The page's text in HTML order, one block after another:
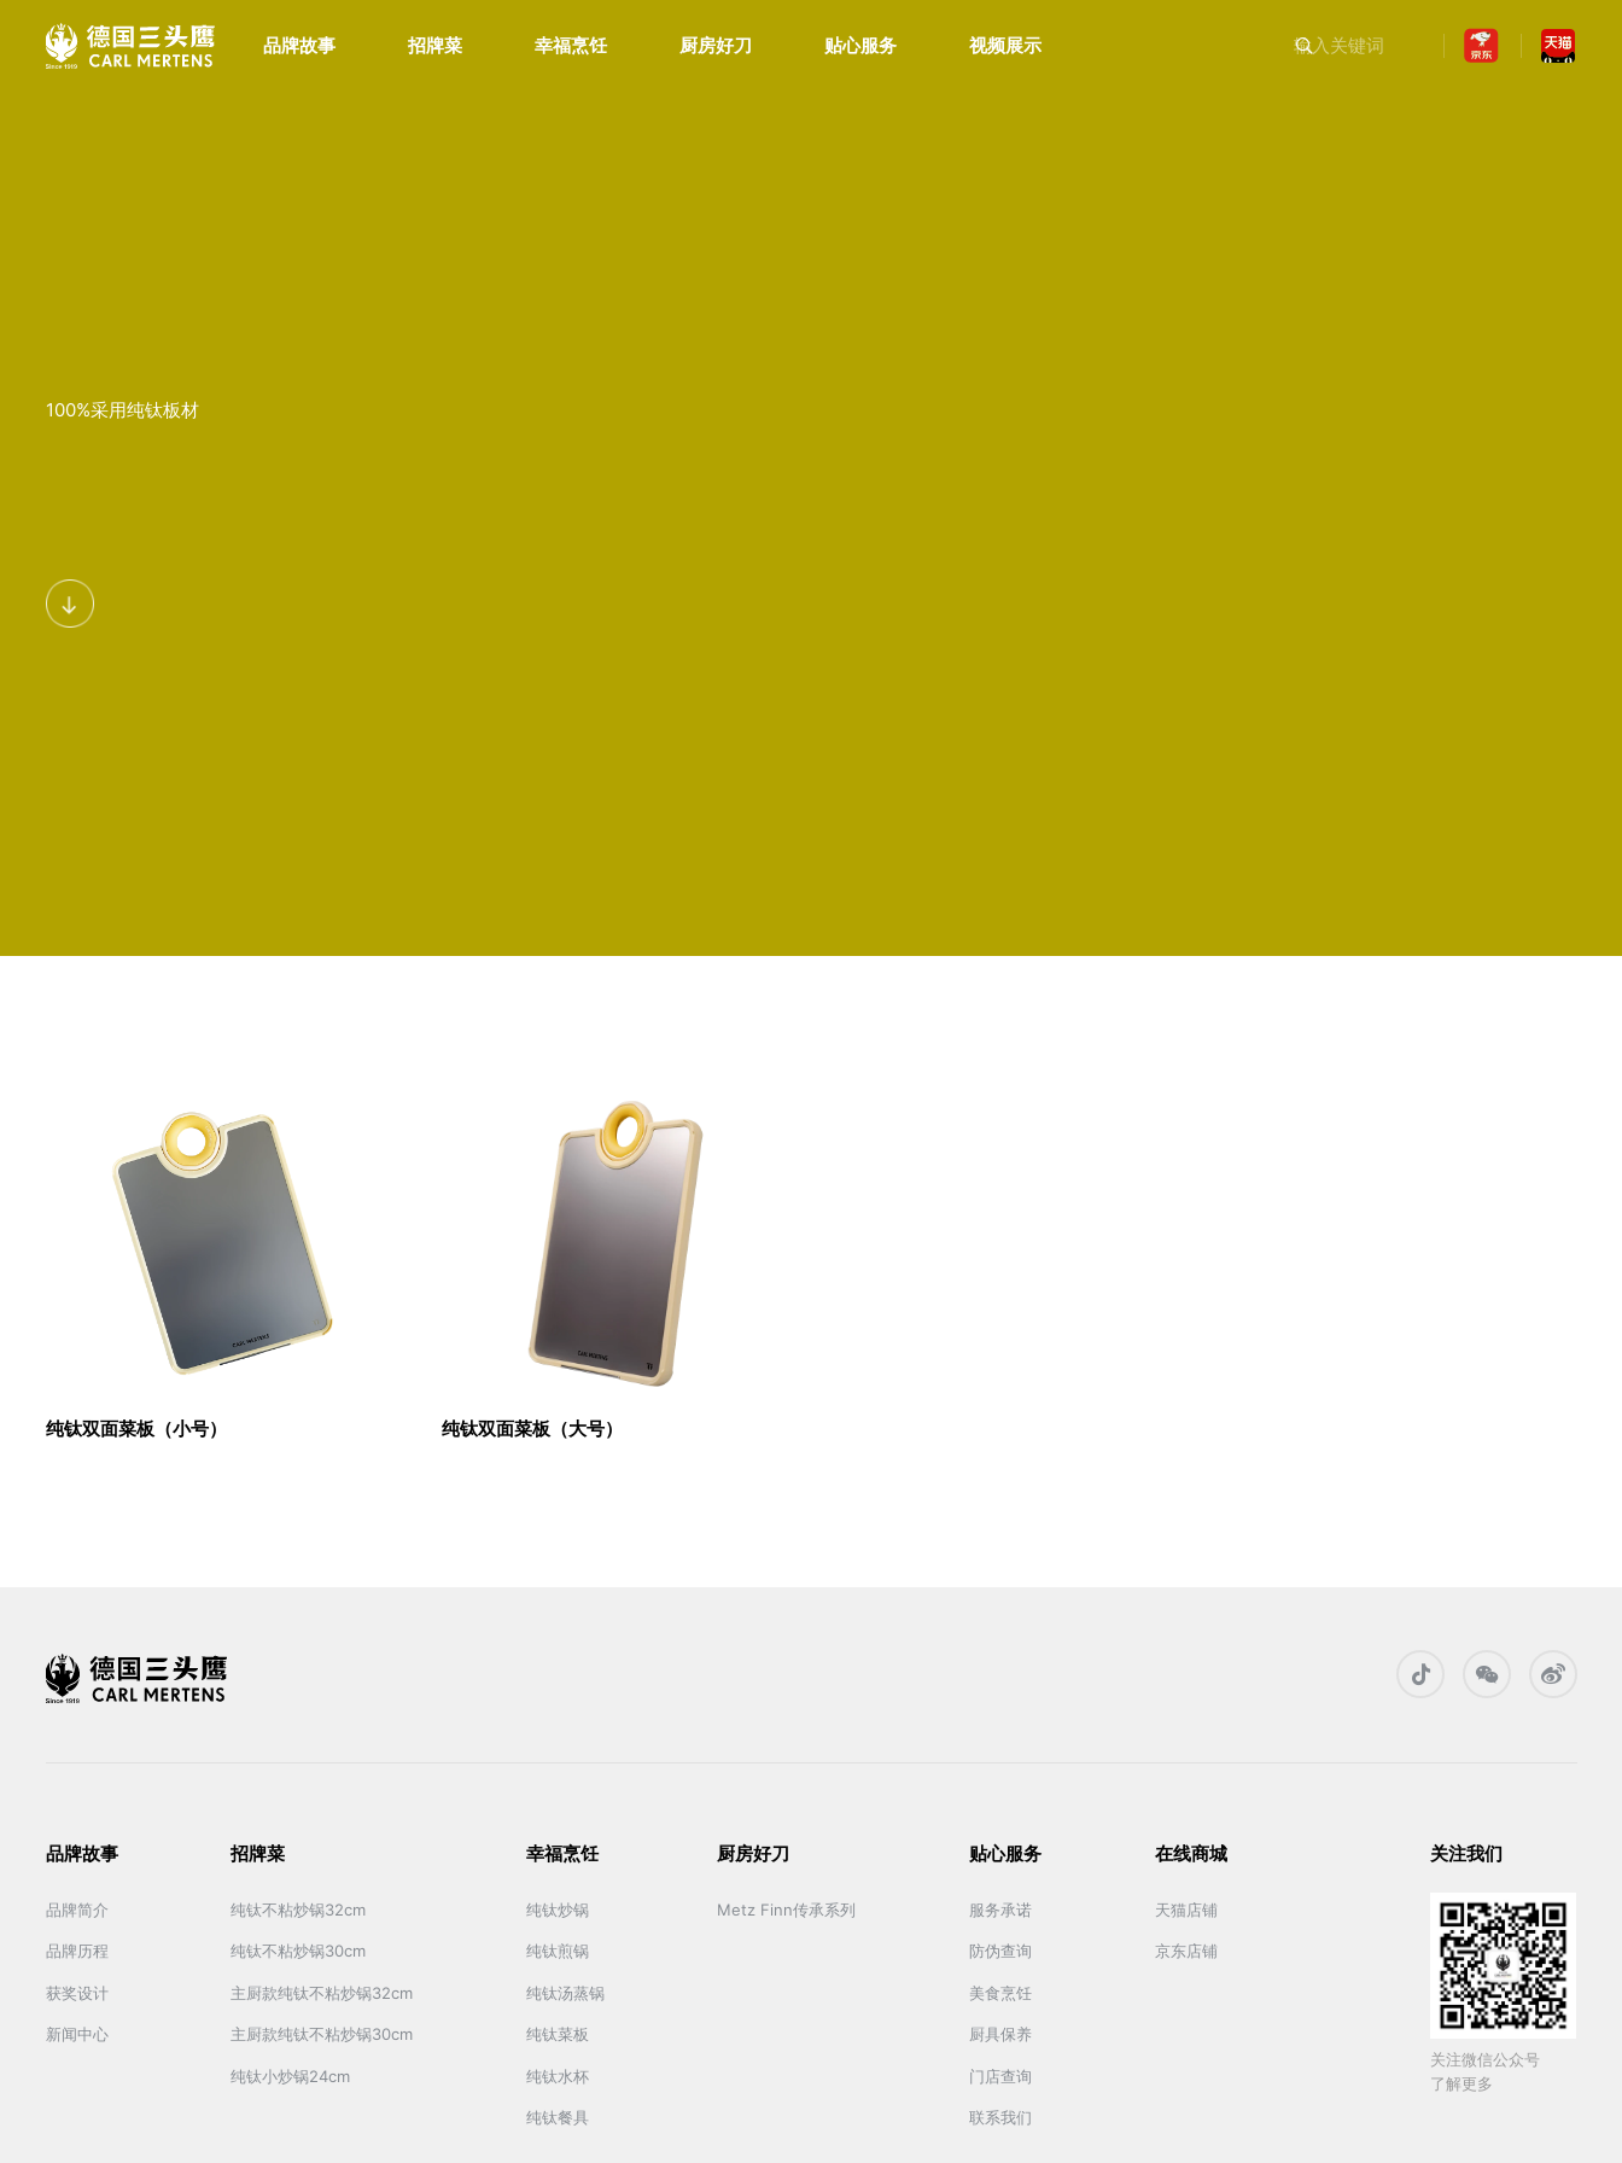
品牌故事 招牌菜 幸福烹饪 厨房好刀 贴心服务 视频展示
100%采用纯钛板材
纯钛双面菜板（小号） 纯钛双面菜板（大号）
品牌故事
品牌简介
品牌历程
获奖设计
新闻中心
招牌菜
纯钛不粘炒锅32cm
纯钛不粘炒锅30cm
主厨款纯钛不粘炒锅32cm
主厨款纯钛不粘炒锅30cm
纯钛小炒锅24cm
幸福烹饪
纯钛炒锅
纯钛煎锅
纯钛汤蒸锅
纯钛菜板
纯钛水杯
纯钛餐具
厨房好刀
Metz Finn传承系列
贴心服务
服务承诺
防伪查询
美食烹饪
厨具保养
门店查询
联系我们
在线商城
天猫店铺
京东店铺
关注我们
关注微信公众号
了解更多